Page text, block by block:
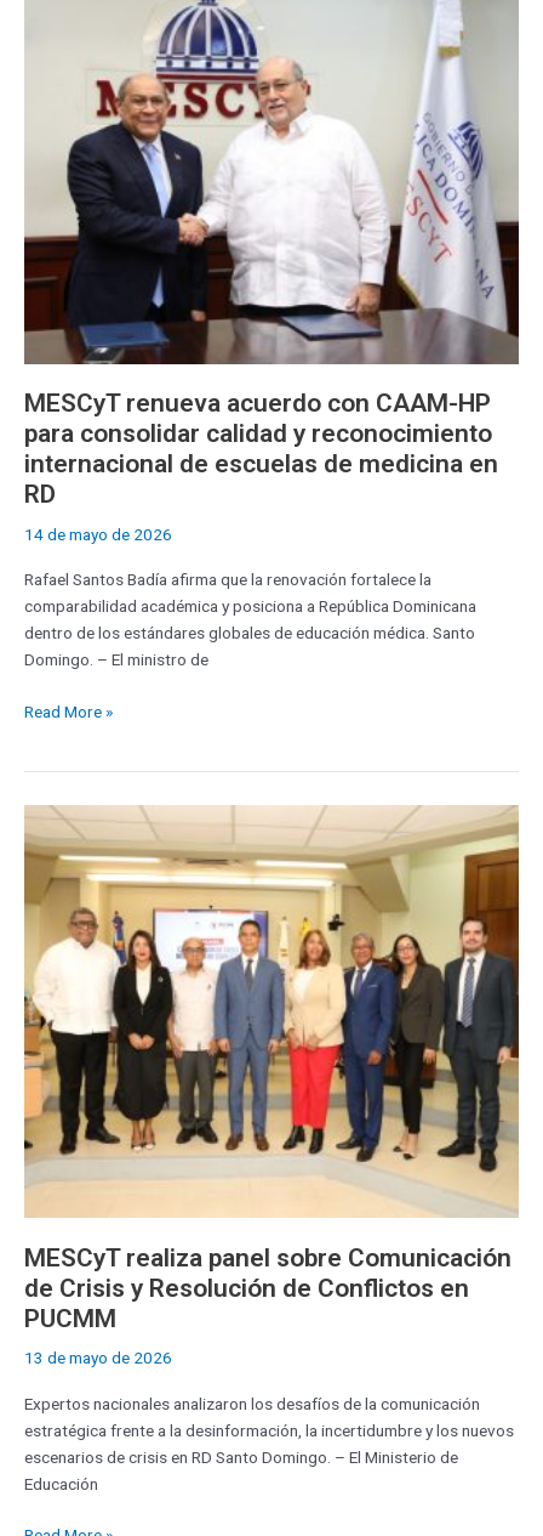
MESCyT renueva acuerdo con CAAM-HP
para consolidar calidad y reconocimiento
internacional de escuelas de medicina en
RD
14 de mayo de 2026
Rafael Santos Badía afirma que la renovación fortalece la
comparabilidad académica y posiciona a República Dominicana
dentro de los estándares globales de educación médica. Santo
Domingo. – El ministro de
consolidar
calidad
reconocimiento
internacional
de
escuelas
de
medicina
en
RD
Read More »
MESCyT realiza panel sobre Comunicación
de Crisis y Resolución de Conflictos en
PUCMM
13 de mayo de 2026
Expertos nacionales analizaron los desafíos de la comunicación
estratégica frente a la desinformación, la incertidumbre y los nuevos
escenarios de crisis en RD Santo Domingo. – El Ministerio de
Educación
MESCyT
realiza
sobre
Comunicación
Crisis
y
Resolución
de
Conflictos
en
PUCMM